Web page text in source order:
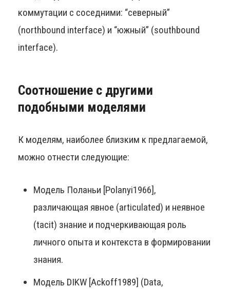
коммутации с соседними: “северный”
(northbound interface) и “южный” (southbound
interface).
Соотношение с другими
подобными моделями
К моделям, наиболее близким к предлагаемой,
можно отнести следующие:
Модель Поланьи [Polanyi1966],
различающая явное (articulated) и неявное
(tacit) знание и подчеркивающая роль
личного опыта и контекста в формировании
знания.
Модель DIKW [Ackoff1989] (Data,